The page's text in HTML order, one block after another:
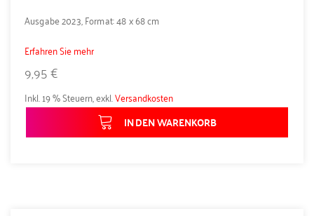
Ausgabe 2023, Format: 48 x 68 cm
Erfahren Sie mehr
9,95 €
Inkl. 19 % Steuern,exkl.Versandkosten
IN DEN WARENKORB